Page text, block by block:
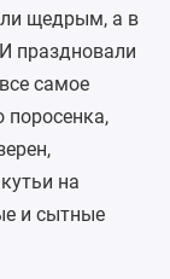
щедрым, а в
праздновали
самое
поросенка,
на
и сытные